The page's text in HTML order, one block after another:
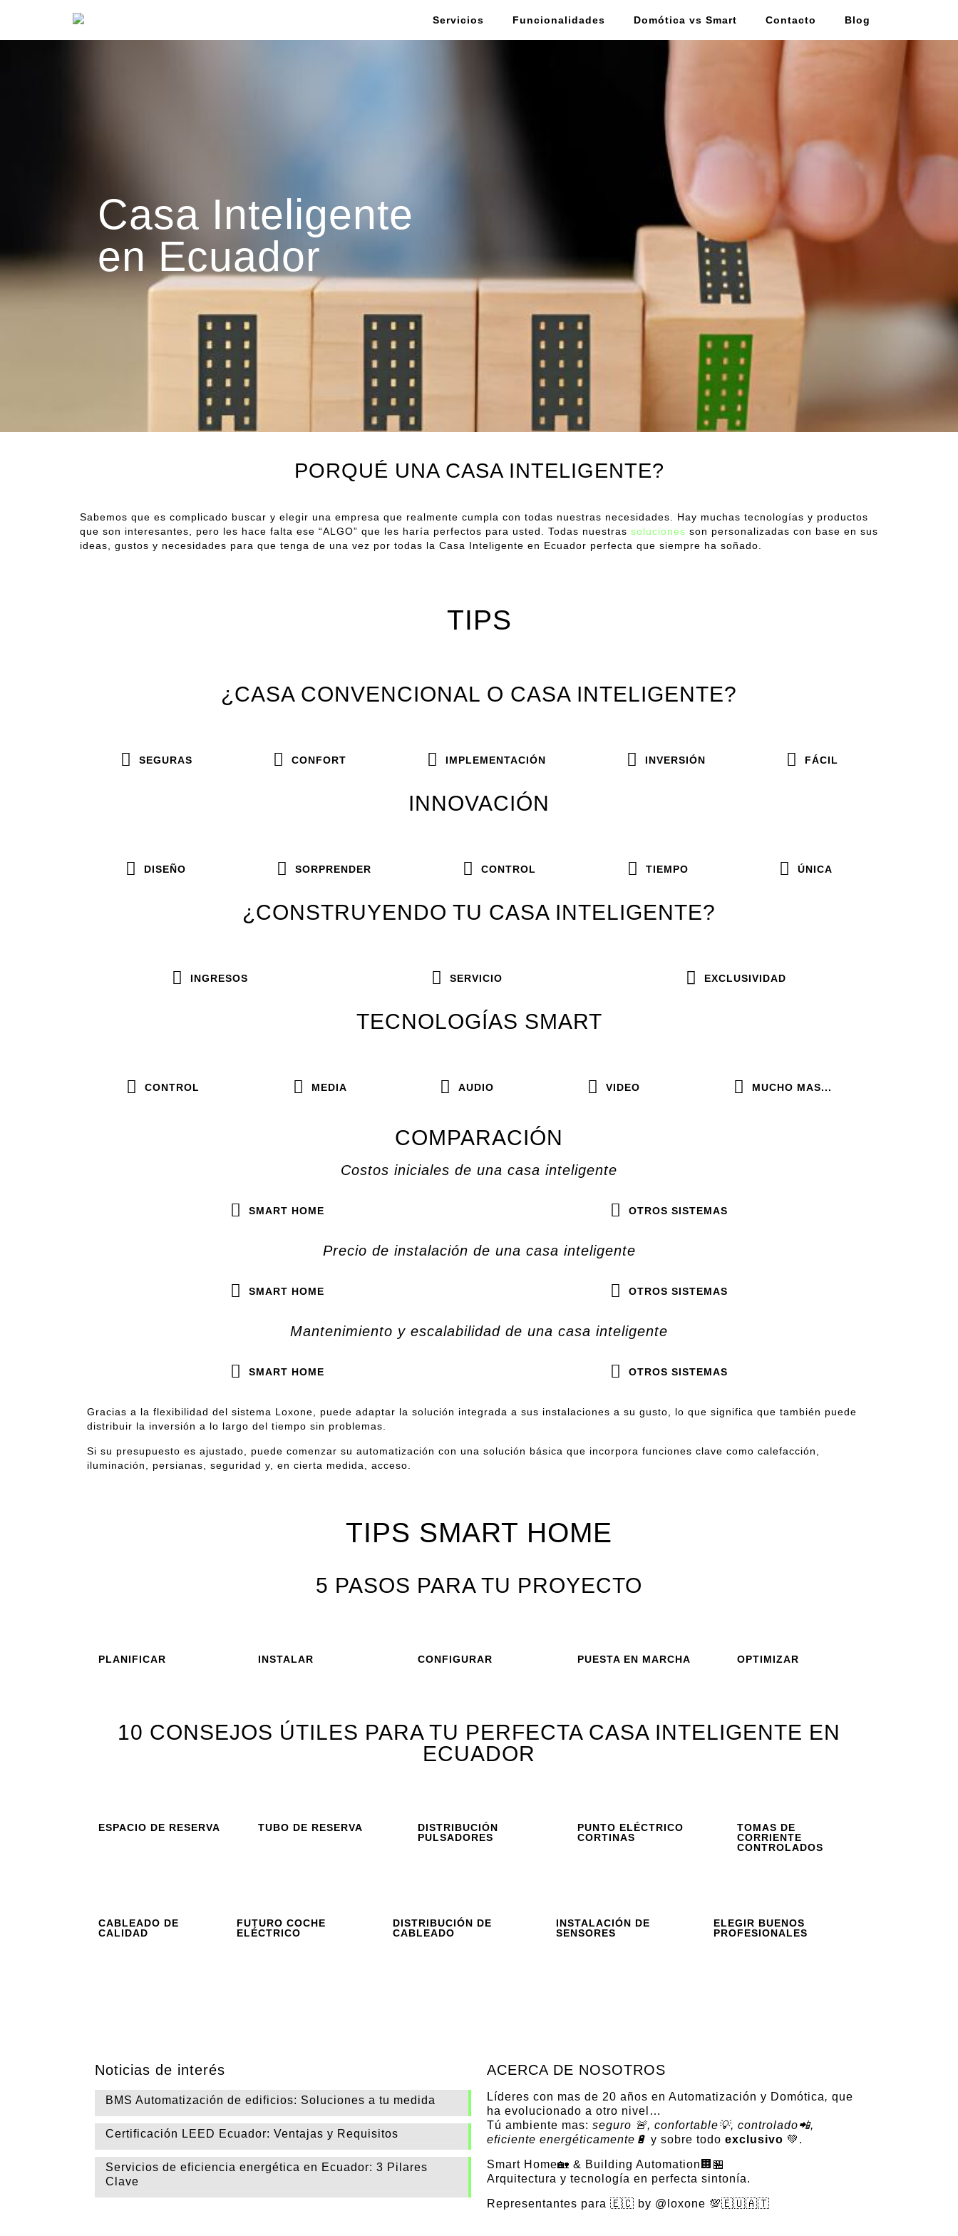
Servicios Funcionalidades Domótica vs Smart Contacto Blog
Casa Inteligente
en Ecuador
PORQUÉ UNA CASA INTELIGENTE?
Sabemos que es complicado buscar y elegir una empresa que realmente cumpla con todas nuestras necesidades. Hay muchas tecnologías y productos
que son interesantes, pero les hace falta ese “ALGO” que les haría perfectos para usted. Todas nuestras soluciones son personalizadas con base en sus
ideas, gustos y necesidades para que tenga de una vez por todas la Casa Inteligente en Ecuador perfecta que siempre ha soñado.
TIPS
¿CASA CONVENCIONAL O CASA INTELIGENTE?
SEGURAS CONFORT IMPLEMENTACIÓN INVERSIÓN FÁCIL
INNOVACIÓN
DISEÑO SORPRENDER CONTROL TIEMPO ÚNICA
¿CONSTRUYENDO TU CASA INTELIGENTE?
INGRESOS SERVICIO EXCLUSIVIDAD
TECNOLOGÍAS SMART
CONTROL MEDIA AUDIO VIDEO MUCHO MAS...
COMPARACIÓN
Costos iniciales de una casa inteligente
SMART HOME OTROS SISTEMAS
Precio de instalación de una casa inteligente
SMART HOME OTROS SISTEMAS
Mantenimiento y escalabilidad de una casa inteligente
SMART HOME OTROS SISTEMAS
Gracias a la flexibilidad del sistema Loxone, puede adaptar la solución integrada a sus instalaciones a su gusto, lo que significa que también puede
distribuir la inversión a lo largo del tiempo sin problemas.
Si su presupuesto es ajustado, puede comenzar su automatización con una solución básica que incorpora funciones clave como calefacción,
iluminación, persianas, seguridad y, en cierta medida, acceso.
TIPS SMART HOME
5 PASOS PARA TU PROYECTO
PLANIFICAR INSTALAR CONFIGURAR PUESTA EN MARCHA OPTIMIZAR
10 CONSEJOS ÚTILES PARA TU PERFECTA CASA INTELIGENTE EN
ECUADOR
ESPACIO DE RESERVA TUBO DE RESERVA
DISTRIBUCIÓN
PULSADORES
PUNTO ELÉCTRICO
CORTINAS
TOMAS DE
CORRIENTE
CONTROLADOS
CABLEADO DE
CALIDAD
FUTURO COCHE
ELÉCTRICO
DISTRIBUCIÓN DE
CABLEADO
INSTALACIÓN DE
SENSORES
ELEGIR BUENOS
PROFESIONALES
Noticias de interés
BMS Automatización de edificios: Soluciones a tu medida
Certificación LEED Ecuador: Ventajas y Requisitos
Servicios de eficiencia energética en Ecuador: 3 Pilares
Clave
ACERCA DE NOSOTROS
Líderes con mas de 20 años en Automatización y Domótica, que
ha evolucionado a otro nivel…
Tú ambiente mas: seguro 🚨, confortable💡, controlado📲,
eficiente energéticamente🔋 y sobre todo exclusivo 💚.
Smart Home🏡 & Building Automation🏢🏪
Arquitectura y tecnología en perfecta sintonía.
Representantes para 🇪🇨 by @loxone 💯🇪🇺🇦🇹